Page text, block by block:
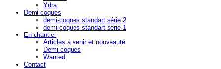
Ydra
Demi-coques
demi-coques standart série 2
demi-coques standart série 1
En chantier
Articles a venir et nouveauté
Demi-coques
Wanted
Contact